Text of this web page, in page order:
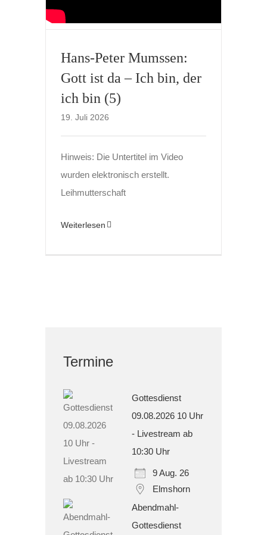
Hans-Peter Mumssen:
Gott ist da – Ich bin, der
ich bin (5)
19. Juli 2026
Hinweis: Die Untertitel im Video
wurden elektronisch erstellt.
Leihmutterschaft
Weiterlesen
Termine
Gottesdienst
09.08.2026 10 Uhr
- Livestream ab
10:30 Uhr
9 Aug. 26
Elmshorn
Abendmahl-
Gottesdienst